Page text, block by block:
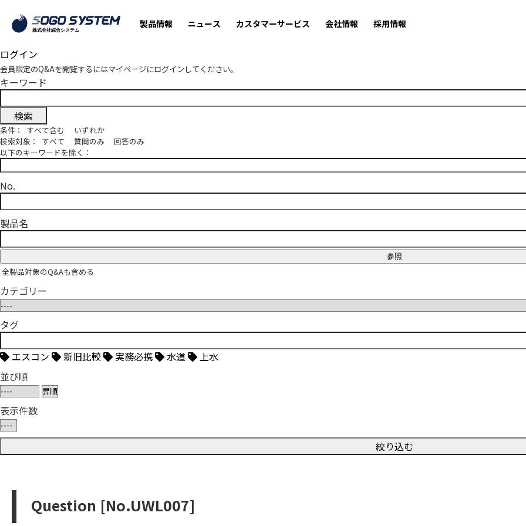
製品情報 ニュース カスタマーサービス 会社情報 採用情報
ログイン
会員限定のQ&Aを閲覧するにはマイページにログインしてください。
キーワード
条件： すべて含む
いずれか
検索対象：
すべて 質問のみ
回答のみ
以下のキーワードを除く：
No.
製品名
参照
全製品対象のQ&Aも含める
カテゴリー
タグ
エスコン 新旧比較 実務必携 水道
上水
並び順
表示件数
Question [No.UWL007]